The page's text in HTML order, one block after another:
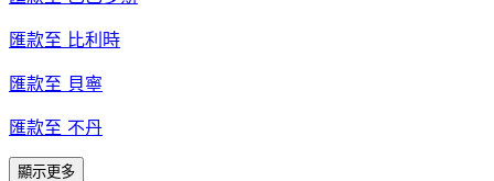
匯款至 比利時
匯款至 貝寧
匯款至 不丹
顯示更多